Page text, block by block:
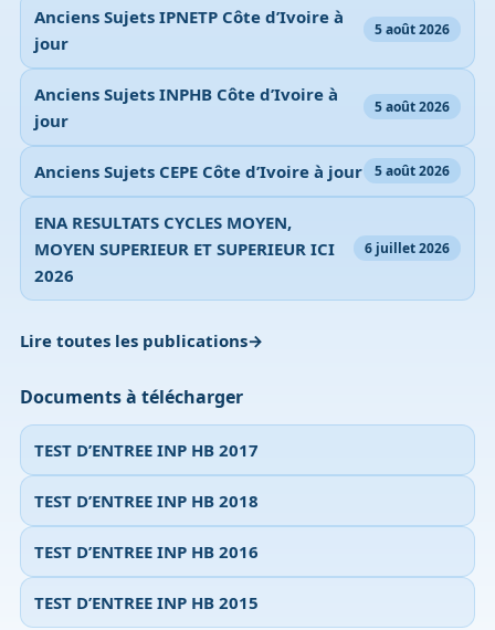
Anciens Sujets IPNETP Côte d’Ivoire à
jour
5 août 2026
Anciens Sujets INPHB Côte d’Ivoire à
jour
5 août 2026
Anciens Sujets CEPE Côte d’Ivoire à jour 5 août 2026
ENA RESULTATS CYCLES MOYEN,
MOYEN SUPERIEUR ET SUPERIEUR ICI
2026
6 juillet 2026
Lire toutes les publications
Documents à télécharger
TEST D’ENTREE INP HB 2017
TEST D’ENTREE INP HB 2018
TEST D’ENTREE INP HB 2016
TEST D’ENTREE INP HB 2015